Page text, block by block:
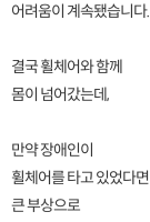
어려움이 계속됐습니다.
결국 휠체어와 함께
몸이 넘어갔는데,
만약 장애인이
휠체어를 타고 있었다면
큰 부상으로